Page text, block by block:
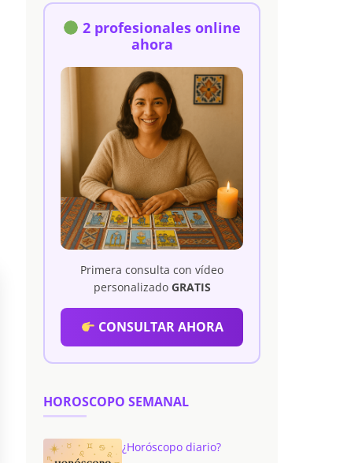
2 profesionales online
ahora
Primera consulta con vídeo
personalizado GRATIS
CONSULTAR AHORA
HOROSCOPO SEMANAL
¿Horóscopo diario?